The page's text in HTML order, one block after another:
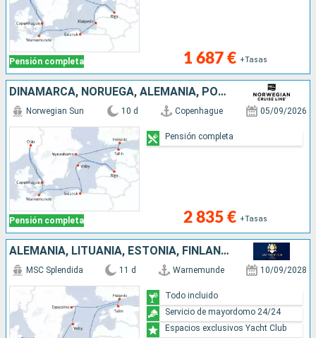
Pensión completa 1 687 € +Tasas
DINAMARCA, NORUEGA, ALEMANIA, POLONIA, LETONIA, SUECIA, ESTONIA, FINLANDIA
Pensión completa
Norwegian Sun 10 d Copenhague 05/09/2026
2 835 € +Tasas
Pensión completa
ALEMANIA, LITUANIA, ESTONIA, FINLANDIA, SUECIA, DINAMARCA
MSC Splendida 11 d Warnemunde 10/09/2028
Todo incluido
Servicio de mayordomo 24/24
Espacios exclusivos Yacht Club